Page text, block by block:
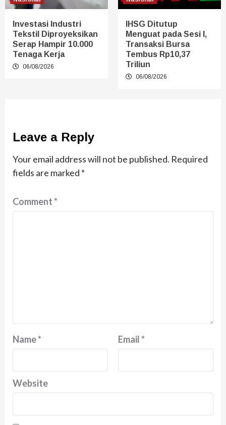
Investasi Industri
Tekstil Diproyeksikan
Serap Hampir 10.000
Tenaga Kerja
06/08/2026
IHSG Ditutup
Menguat pada Sesi I,
Transaksi Bursa
Tembus Rp10,37
Triliun
06/08/2026
Leave a Reply
Your email address will not be published. Required
fields are marked *
Comment*
Name* Email*
Website